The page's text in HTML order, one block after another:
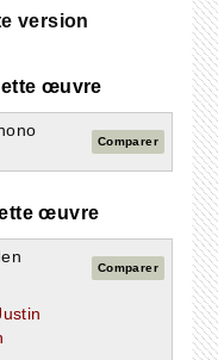
version
œuvre
Comparer
œuvre
Comparer